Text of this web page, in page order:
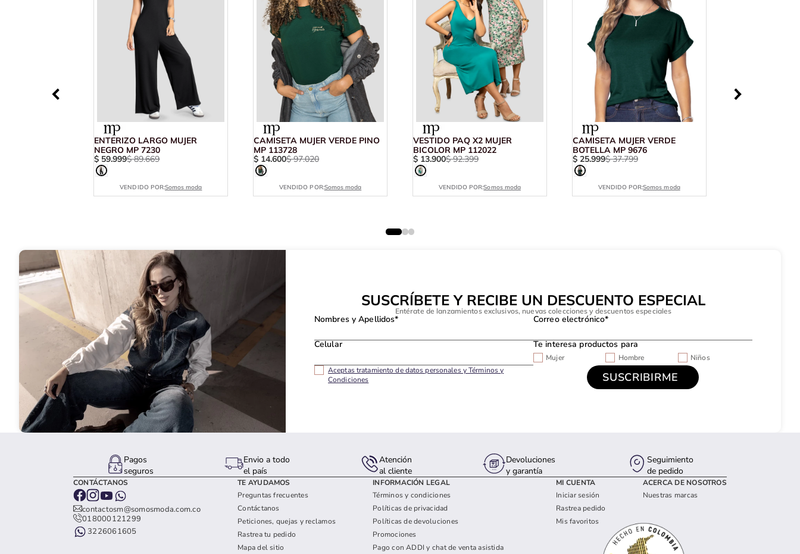
ENTERIZO LARGO MUJER
NEGRO MP 7230
$ 59.999$ 89.669
VENDIDO POR:Somos moda
CAMISETA MUJER VERDE PINO
MP 113728
$ 14.600$ 97.020
VENDIDO POR:Somos moda
VESTIDO PAQ X2 MUJER
BICOLOR MP 112022
$ 13.900$ 92.399
VENDIDO POR:Somos moda
CAMISETA MUJER VERDE
BOTELLA MP 9676
$ 25.999$ 37.799
VENDIDO POR:Somos moda
SUSCRÍBETE Y RECIBE UN DESCUENTO ESPECIAL
Entérate de lanzamientos exclusivos, nuevas colecciones y descuentos especiales
Nombres y Apellidos* Correo electrónico*
Celular Te interesa productos para
Mujer Hombre
Niños
Aceptas tratamiento de datos personales y Términos y
Condiciones
Pagos
seguros
Envio a todo
el país
Atención
al cliente
Devoluciones
y garantía
Seguimiento
de pedido
CONTÁCTANOS
contactosm@somosmoda.com.co
018000121299
3226061605
TE AYUDAMOS
Preguntas frecuentes
Contáctanos
Peticiones, quejas y reclamos
Rastrea tu pedido
Mapa del sitio
INFORMACIÓN LEGAL
Términos y condiciones
Políticas de privacidad
Políticas de devoluciones
Promociones
Pago con ADDI y chat de venta asistida
MI CUENTA
Iniciar sesión
Rastrea pedido
Mis favoritos
ACERCA DE NOSOTROS
Nuestras marcas